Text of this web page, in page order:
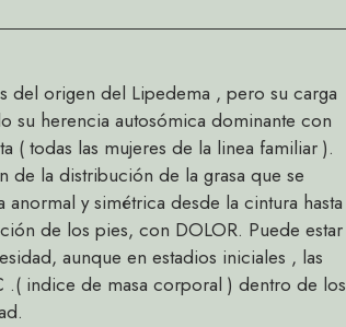
del origen del Lipedema , pero su carga
su herencia autosómica dominante con
( todas las mujeres de la linea familiar ).
de la distribución de la grasa que se
y simétrica desde la cintura hasta
de los pies, con DOLOR. Puede estar
aunque en estadios iniciales , las
.( indice de masa corporal ) dentro de los